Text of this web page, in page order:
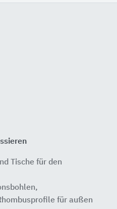
Tische für den
für außen